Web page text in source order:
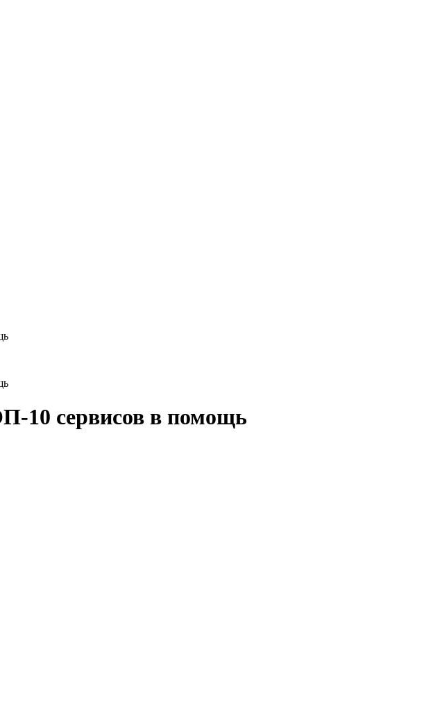
10 сервисов в помощь